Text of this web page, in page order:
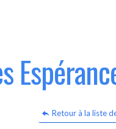
Retour à la liste